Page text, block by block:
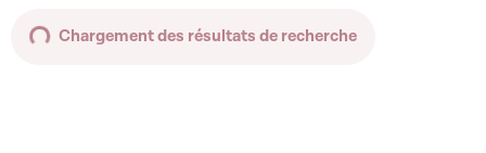
Chargement des résultats de recherche